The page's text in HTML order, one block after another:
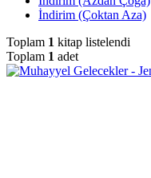
İndirim (Çoktan Aza)
Toplam 1 kitap listelendi
Toplam 1 adet